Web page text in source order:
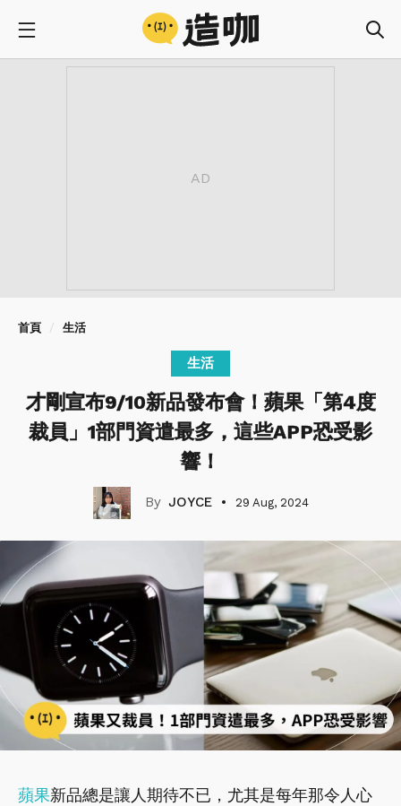
首頁 生活
生活
才剛宣布9/10新品發布會！蘋果「第4度
裁員」1部門資遣最多，這些APP恐受影
響！
JOYCE 29 Aug, 2024
蘋果新品總是讓人期待不已，尤其是每年那令人心